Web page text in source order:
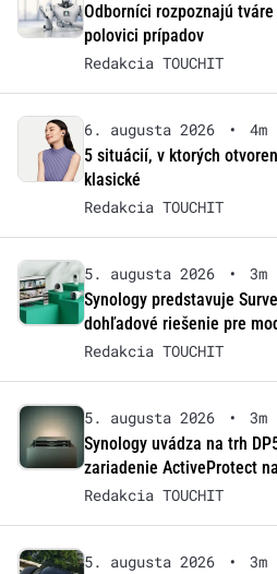
Odborníci rozpoznajú
polovici prípadov
Redakcia TOUCHIT
6. augusta 2026 •
4m
5 situácií, v ktorých
klasické
Redakcia TOUCHIT
5. augusta 2026 •
3m
Synology predstavuje
dohľadové riešenie pre
Redakcia TOUCHIT
5. augusta 2026 •
3m
Synology uvádza na trh
zariadenie ActiveProtect
Redakcia TOUCHIT
5. augusta 2026 •
3m